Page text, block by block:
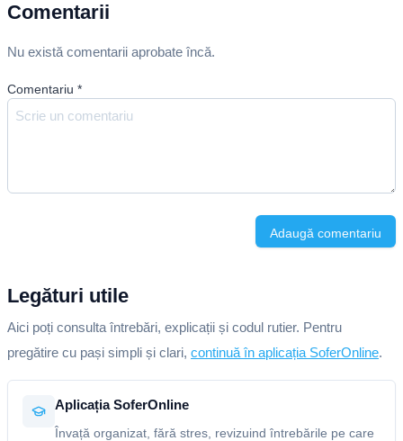
Comentarii
Nu există comentarii aprobate încă.
Comentariu *
Adaugă comentariu
Legături utile
Aici poți consulta întrebări, explicații și codul rutier. Pentru
pregătire cu pași simpli și clari, continuă în aplicația SoferOnline.
Aplicația SoferOnline
Învață organizat, fără stres, revizuind întrebările pe care